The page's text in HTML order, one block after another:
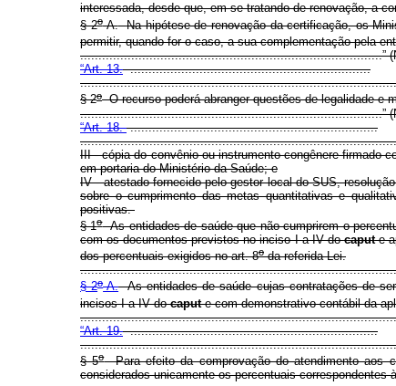
interessada, desde que, em se tratando de renovação, a
§ 2o-A. Na hipótese de renovação da certificação, os
permitir, quando for o caso, a sua complementação pela
...................................................................................”
“Art. 13...................................................................
§ 2oO recurso poderá abranger questões de legalidade e
...................................................................................”
“Art. 18.....................................................................
III - cópia do convênio ou instrumento congênerefirmado
em portaria do Ministério da Saúde; e
IV - atestado fornecido pelo gestor local do SUS,resolução
sobre o cumprimento das metas quantitativas e
positivas.
§ 1oAs entidades de saúde que não cumprirem o
com os documentos previstos no inciso I a IV docapute
dos percentuais exigidos no art. 8oda referida Lei.
§ 2o-A.As entidades de saúde cujas contratações de
incisos I a IV docapute com demonstrativo contábil da
“Art. 19.....................................................................
§ 5oPara efeito da comprovação do atendimento aos
considerados unicamente os percentuais